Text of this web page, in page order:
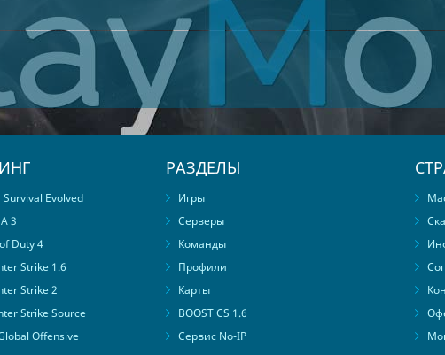
Evolved
3
Duty 4
Strike 1.6
Strike 2
Strike Source
Offensive
РАЗДЕЛЫ
Игры
Серверы
Команды
Профили
Карты
BOOST CS 1.6
Сервис No-IP